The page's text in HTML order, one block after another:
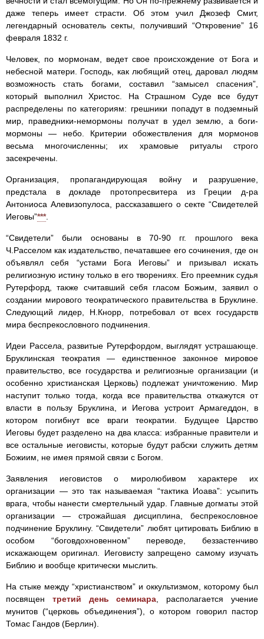
даже теперь имеет страсти. Об этом учил Джозеф Смит,
легендарный основатель секты, получивший “Откровение” 16
февраля 1832 г.
Человек, по мормонам, ведет свое происхождение от Бога и
небесной матери. Господь, как любящий отец, даровал людям
возможность стать богами, составил “замысел спасения”,
который выполнил Христос. На Страшном Суде все будут
распределены по категориям: грешники попадут в подземный
мир, праведники-немормоны получат в удел землю, а боги-
мормоны — небо. Критерии обожествления для мормонов
весьма многочисленны; их храмовые ритуалы строго
засекречены.
Организация, пропагандирующая войну и разрушение,
предстала в докладе протопресвитера из Греции д-ра
Антониоса Алевизопулоса, рассказавшего о секте “Свидетелей
Иеговы”***.
“Свидетели” были основаны в 70-90 гг. прошлого века
Ч.Расселом как издательство, печатавшее его сочинения, где он
объявлял себя “устами Бога Иеговы” и призывал искать
религиозную истину только в его творениях. Его преемник судья
Рутерфорд, также считавший себя гласом Божьим, заявил о
создании мирового теократического правительства в Бруклине.
Следующий лидер, Н.Кнорр, потребовал от всех государств
мира беспрекословного подчинения.
Идеи Рассела, развитые Рутерфордом, выглядят устрашающе.
Бруклинская теократия — единственное законное мировое
правительство, все государства и религиозные организации (и
особенно христианская Церковь) подлежат уничтожению. Мир
наступит только тогда, когда все правительства откажутся от
власти в пользу Бруклина, и Иегова устроит Армагеддон, в
котором погибнут все враги теократии. Будущее Царство
Иеговы будет разделено на два класса: избранные правители и
все остальные иеговисты, которые будут рабски служить детям
Божиим, не имея прямой связи с Богом.
Заявления иеговистов о миролюбивом характере их
организации — это так называемая “тактика Иоава”: усыпить
врага, чтобы нанести смертельный удар. Главные догматы этой
организации — строжайшая дисциплина, беспрекословное
подчинение Бруклину. “Свидетели” любят цитировать Библию в
особом “боговдохновенном” переводе, беззастенчиво
искажающем оригинал. Иеговисту запрещено самому изучать
Библию и вообще критически мыслить.
На стыке между “христианством” и оккультизмом, которому был
посвящен третий день семинара , располагается учение
мунитов (“церковь объединения”), о котором говорил пастор
Томас Гандов (Берлин).